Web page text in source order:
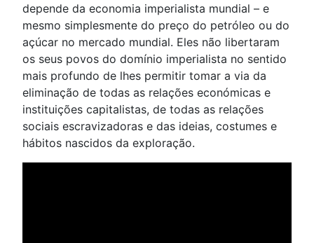
depende da economia imperialista mundial – e
mesmo simplesmente do preço do petróleo ou do
açúcar no mercado mundial. Eles não libertaram
os seus povos do domínio imperialista no sentido
mais profundo de lhes permitir tomar a via da
eliminação de todas as relações económicas e
instituições capitalistas, de todas as relações
sociais escravizadoras e das ideias, costumes e
hábitos nascidos da exploração.